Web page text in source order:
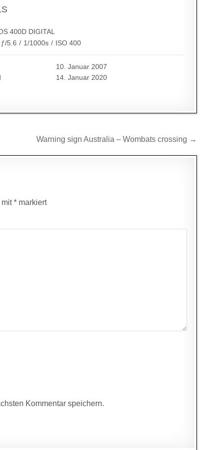
400D DIGITAL
ƒ/5.6 / 1/1000s / ISO 400
10. Januar 2007
14. Januar 2020
Warning sign Australia – Wombats crossing →
mit* markiert
Kommentar speichern.